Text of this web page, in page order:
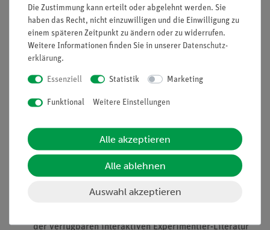
Natriumacetat) bzw. schwachen Basen mit ihrem Salz (z.B.
Ammoniumchlorid und Ammoniak) herstellt.
In diesem Versuch untersuchen die Schüler die
Wirkungsweise eines Puffers mittels einer geeigneten
starken Base (NaOH) und einer starken Säure (HCl).
Vorteile
Experimentierliteratur für Schüler und Lehrer erhältlich:
Minimale Vorbereitungszeit
der verfügbaren interaktiven Experimentier-Literatur
Die Zustimmung kann erteilt oder abgelehnt werden. Sie
haben das Recht, nicht einzuwilligen und die Einwilligung zu
einem späteren Zeitpunkt zu ändern oder zu widerrufen.
Weitere Informationen finden Sie in unserer Daten­schutz­
erklärung.
Essenziell Statistik Marketing
Funktional Weitere Einstellungen
Alle akzeptieren
Alle ablehnen
Auswahl akzeptieren